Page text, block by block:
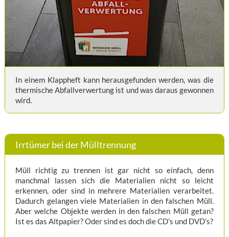
In einem Klappheft kann herausgefunden werden, was die
thermische Abfallverwertung ist und was daraus gewonnen
wird.
Irrtümer bei der Mülltrennung
Müll richtig zu trennen ist gar nicht so einfach, denn
manchmal lassen sich die Materialien nicht so leicht
erkennen, oder sind in mehrere Materialien verarbeitet.
Dadurch gelangen viele Materialien in den falschen Müll.
Aber welche Objekte werden in den falschen Müll getan?
Ist es das Altpapier? Oder sind es doch die CD’s und DVD’s?